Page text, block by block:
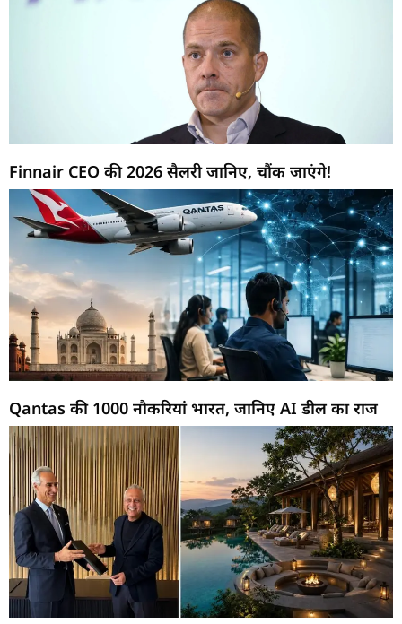
Finnair CEO की 2026 सैलरी जानिए, चौंक जाएंगे!
Qantas की 1000 नौकरियां भारत, जानिए AI डील का राज